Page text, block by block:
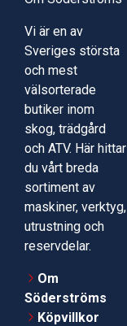
Vi är en av
Sveriges största
och mest
välsorterade
butiker inom
skog, trädgård
och ATV. Här hittar
du vårt breda
sortiment av
maskiner, verktyg,
utrustning och
reservdelar.
Om
Söderströms
Köpvillkor